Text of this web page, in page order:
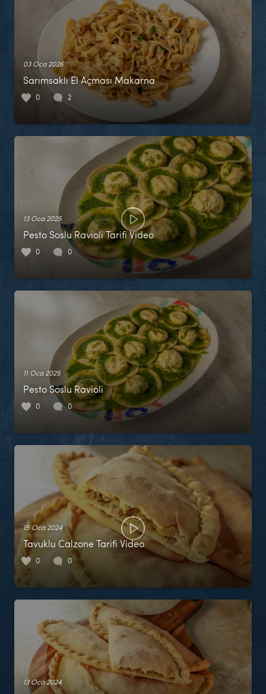
03 Oca 2026
Sarımsaklı El Açması Makarna
0 2
13 Oca 2025
Pesto Soslu Ravioli Tarifi Video
0 0
11 Oca 2025
Pesto Soslu Ravioli
0 0
15 Oca 2024
Tavuklu Calzone Tarifi Video
0 0
13 Oca 2024